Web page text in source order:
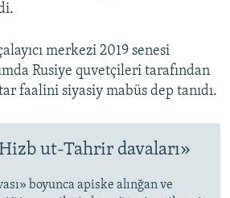
merkezi 2019 senesi
Rusiye quvetçileri tarafından
faalini siyasiy mabüs dep tanıdı.
ut-Tahrir davaları»
boyunca apiske alınğan ve